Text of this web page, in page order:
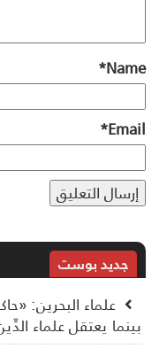
*
*
جديد بوست
علماء البحرين:
يعتقل علماء